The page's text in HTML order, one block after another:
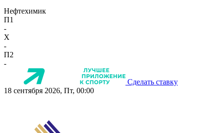
Нефтехимик
П1
-
X
-
П2
-
Сделать ставку
18 сентября 2026, Пт, 00:00